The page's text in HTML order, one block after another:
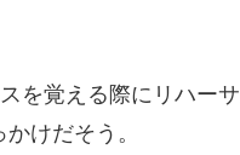
を覚える際にリハー
けだそう。